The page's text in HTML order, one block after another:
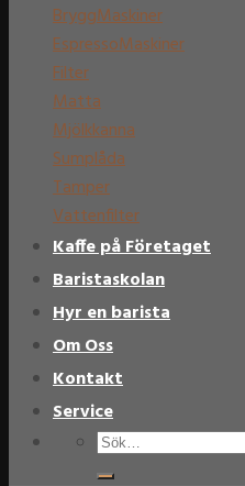
BryggMaskiner
EspressoMaskiner
Filter
Matta
Mjölkkanna
Sumplåda
Tamper
Vattenfilter
Kaffe på Företaget
Baristaskolan
Hyr en barista
Om Oss
Kontakt
Service
Sök
efter: